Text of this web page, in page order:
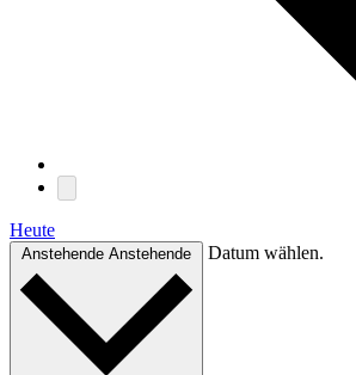
Heute
Anstehende Anstehende Datum wählen.